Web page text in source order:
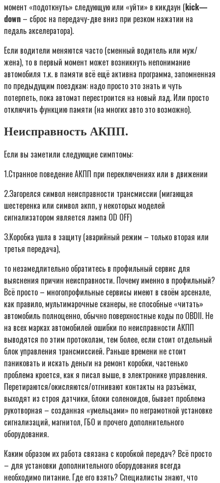
момент «подоткнуть» следующую или «уйти» в кикдаун (kick—
down – сброс на передачу-две вниз при резком нажатии на
педаль акселератора).
Если водители меняются часто (сменный водитель или муж/
жена), то в первый момент может возникнуть непонимание
автомобиля т.к. в памяти всё ещё активна программа, запомненная
по предыдущим поездкам: надо просто это знать и чуть
потерпеть, пока автомат перестроится на новый лад. Или просто
отключить функцию памяти (на многих авто это возможно).
Неисправность АКПП.
Если вы заметили следующие симптомы:
1.Странное поведение АКПП при переключениях или в движении
2.Загорелся символ неисправности трансмиссии (мигающая
шестеренка или символ акпп, у некоторых моделей
сигнализатором является лампа OD OFF)
3.Коробка ушла в защиту (аварийный режим – только вторая или
третья передача),
то незамедлительно обратитесь в профильный сервис для
выяснения причин неисправности. Почему именно в профильный?
Всё просто – многопрофильные сервисы имеют в своём арсенале,
как правило, мультимарочные сканеры, не способные «читать»
автомобиль полноценно, обычно поверхностные коды по OBDII. Не
на всех марках автомобилей ошибки по неисправности АКПП
выводятся по этим протоколам, тем более, если стоит отдельный
блок управления трансмиссией. Раньше времени не стоит
паниковать и искать деньги на ремонт коробки, частенько
проблема кроется, как я писал выше, в электронике управления.
Перетираются/окисляются/отгнивают контакты на разъёмах,
выходят из строя датчики, блоки соленоидов, бывает проблема
рукотворная – созданная «умельцами» по неграмотной установке
сигнализаций, магнитол, ГБО и прочего дополнительного
оборудования.
Каким образом их работа связана с коробкой передач? Всё просто
– для установки дополнительного оборудования всегда
необходимо питание. Где его взять? Специалисты знают, что